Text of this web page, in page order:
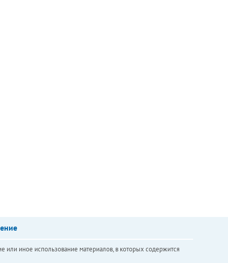
или иное использование материалов, в которых содержится